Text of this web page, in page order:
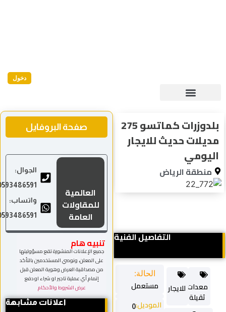
دخول
بلدوزرات كماتسو 275
مديلات حديث للايجار
اليومي
منطقة الرياض
التفاصيل الفنية
الحالة:
مستعمل
الموديل:0
معدات
ثقيلة
للايجار
صفحة البروفايل
العالمية
للمقاولات
العامة
الجوال:
0593486591
واتساب:
0593486591
تنبيه هام
جميع الإعلانات المنشورة تقع مسؤوليتها
على المعلن، ونوصي المستخدمين بالتأكد
من مصداقية العرض وهوية المعلن قبل
إتمام أي عملية تاجير او شراء او دفع
عرض الشروط والأحكام
اعلانات مشابهة